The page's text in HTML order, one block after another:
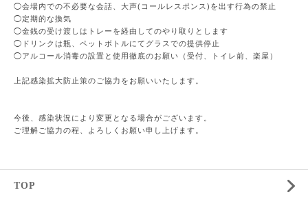
◯会場内での不必要な会話、大声(コールレスポンス)を出す行為の禁止
◯定期的な換気
◯金銭の受け渡しはトレーを経由してのやり取りとします
◯ドリンクは瓶、ペットボトルにてグラスでの提供停止
◯アルコール消毒の設置と使用徹底のお願い（受付、トイレ前、楽屋）
上記感染拡大防止策のご協力をお願いいたします。
今後、感染状況により変更となる場合がございます。
ご理解ご協力の程、よろしくお願い申し上げます。
TOP